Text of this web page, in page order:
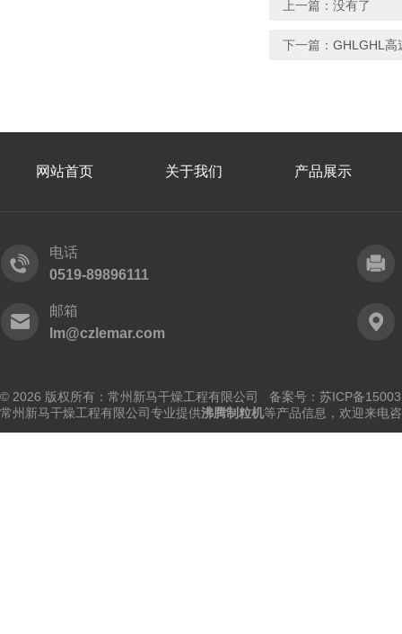
上一篇：没有了
下一篇： GHLGHL高
网站首页 关于我们 产品展示
电话
0519-89896111
邮箱
lm@czlemar.com
© 2026 版权所有：常州新马干燥工程有限公司 备案号： 苏ICP备
常州新马干燥工程有限公司专业提供沸腾制粒机等产品信息，欢迎来电